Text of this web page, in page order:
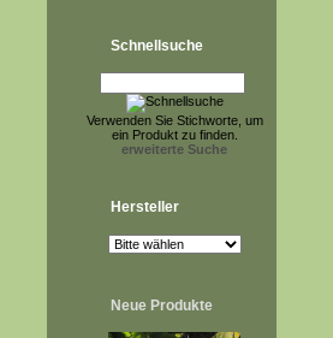
Schnellsuche
Verwenden Sie Stichworte, um
ein Produkt zu finden.
erweiterte Suche
Hersteller
Neue Produkte